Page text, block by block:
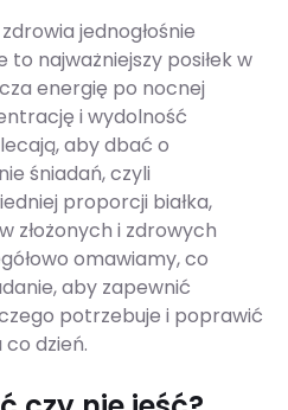
jednogłośnie
to najważniejszy posiłek w
energię po nocnej
i wydolność
aby dbać o
śniadań, czyli
proporcji białka,
złożonych i zdrowych
omawiamy, co
aby zapewnić
potrzebuje i poprawić
dzień.